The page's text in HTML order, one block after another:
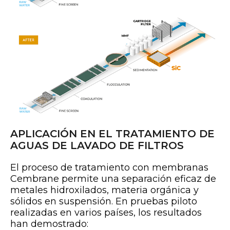
APLICACIÓN EN EL TRATAMIENTO DE
AGUAS DE LAVADO DE FILTROS
El proceso de tratamiento con membranas
Cembrane permite una separación eficaz de
metales hidroxilados, materia orgánica y
sólidos en suspensión. En pruebas piloto
realizadas en varios países, los resultados
han demostrado: